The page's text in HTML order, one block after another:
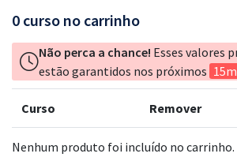
0 curso no carrinho
Não perca a chance! Esses valores
estão garantidos nos próximos
Curso Remover
Nenhum produto foi incluído no carrinho.